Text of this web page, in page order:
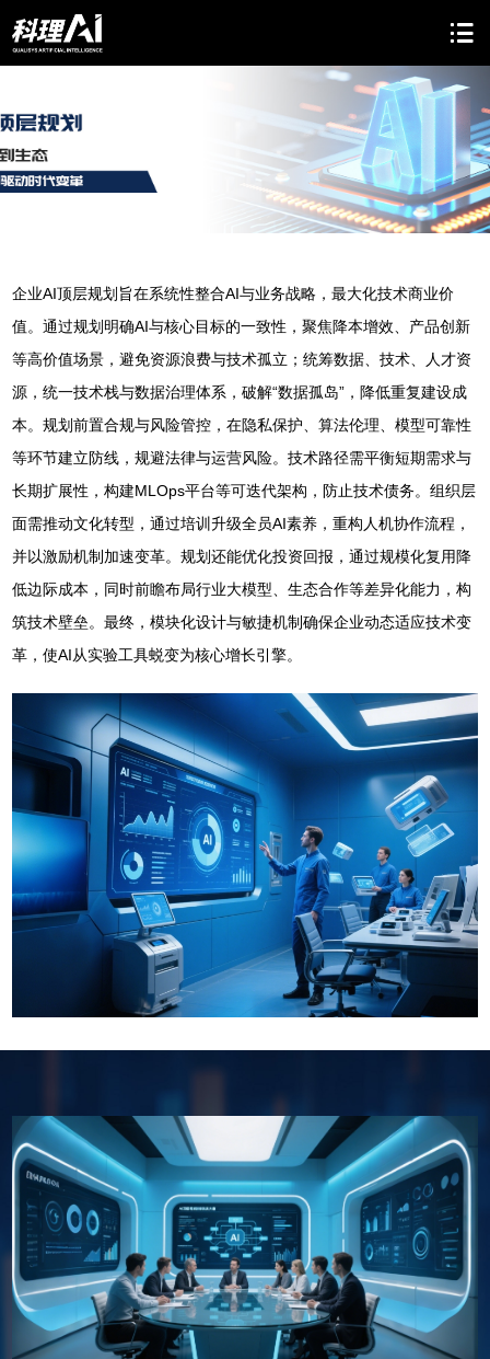
企业AI顶层规划旨在系统性整合AI与业务战略，最大化技术商业价
值。通过规划明确AI与核心目标的一致性，聚焦降本增效、产品创新
等高价值场景，避免资源浪费与技术孤立；统筹数据、技术、人才资
源，统一技术栈与数据治理体系，破解“数据孤岛”，降低重复建设成
本。规划前置合规与风险管控，在隐私保护、算法伦理、模型可靠性
等环节建立防线，规避法律与运营风险。技术路径需平衡短期需求与
长期扩展性，构建MLOps平台等可迭代架构，防止技术债务。组织层
面需推动文化转型，通过培训升级全员AI素养，重构人机协作流程，
并以激励机制加速变革。规划还能优化投资回报，通过规模化复用降
低边际成本，同时前瞻布局行业大模型、生态合作等差异化能力，构
筑技术壁垒。最终，模块化设计与敏捷机制确保企业动态适应技术变
革，使AI从实验工具蜕变为核心增长引擎。